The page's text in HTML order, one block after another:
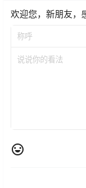
欢迎您，新朋友，